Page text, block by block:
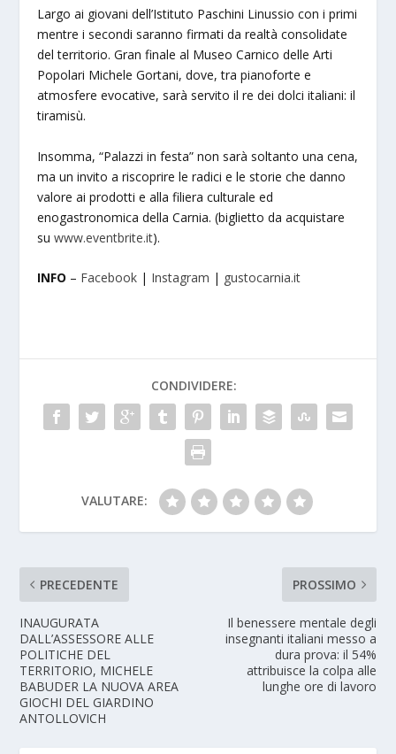
Largo ai giovani dell’Istituto Paschini Linussio con i primi
mentre i secondi saranno firmati da realtà consolidate
del territorio. Gran finale al Museo Carnico delle Arti
Popolari Michele Gortani, dove, tra pianoforte e
atmosfere evocative, sarà servito il re dei dolci italiani: il
tiramisù.
Insomma, “Palazzi in festa” non sarà soltanto una cena,
ma un invito a riscoprire le radici e le storie che danno
valore ai prodotti e alla filiera culturale ed
enogastronomica della Carnia. (biglietto da acquistare
suwww.eventbrite.it).
INFO – Facebook | Instagram | gustocarnia.it
CONDIVIDERE:
VALUTARE:
PRECEDENTE
INAUGURATA
DALL’ASSESSORE ALLE
POLITICHE DEL
TERRITORIO, MICHELE
BABUDER LA NUOVA AREA
GIOCHI DEL GIARDINO
ANTOLLOVICH
PROSSIMO
Il benessere mentale degli
insegnanti italiani messo a
dura prova: il 54%
attribuisce la colpa alle
lunghe ore di lavoro